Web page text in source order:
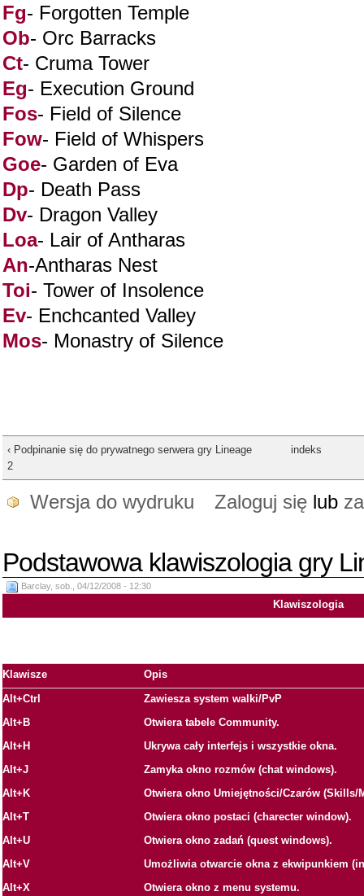
Fg- Forgotten Temple
Ob- Orc Barracks
Ct- Cruma Tower
Eg- Execution Ground
Fos- Field of Silence
Fow- Field of Whispers
Goe- Garden of Eva
Dp- Death Pass
Dv- Dragon Valley
Loa- Lair of Antharas
An-Antharas Nest
Toi- Tower of Insolence
Ev- Enchcanted Valley
Mos- Monastry of Silence
‹ Podpinanie się do prywatnego serwera gry Lineage
2
indeks
Wersja do wydruku Zaloguj sięlub
Podstawowa klawiszologia gry
Barclay, sob., 04/12/2008 - 12:30
Klawiszologia
Klawisze
Opis
Alt+Ctrl
Zawiesza system walki/PvP
Alt+B
Otwiera tabele Community.
Alt+H
Ukrywa cały interfejs i wszystkie okna.
Alt+J
Zamyka okno rozmów (chat windows).
Alt+K
Otwiera okno Umiejętności/Czarów (Skills/
Alt+T
Otwiera okno postaci (charecter window).
Alt+U
Otwiera okno zadań (quest windows).
Alt+V
Umożliwia otwarcie okna z ekwipunkiem
Alt+X
Otwiera okno z menu systemu.